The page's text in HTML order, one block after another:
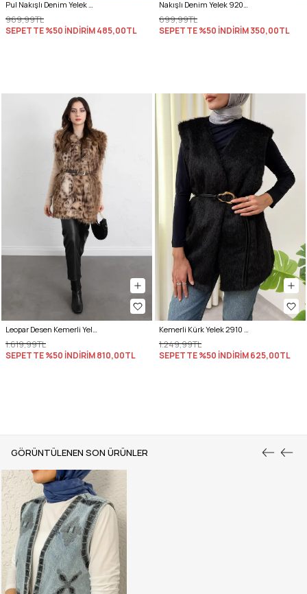
GÖRÜNTÜLENEN SON ÜRÜNLER
Pul Nakışlı Denim Yelek 92030 - MAVİ
969,99TL
SEPETTE %50 İNDİRİM485,00TL
Nakışlı Denim Yelek 92030 - MAVİ
699,99TL
SEPETTE %50 İNDİRİM350,00TL
Leopar Desen Kemerli Yelek 8954 - KAHVERENGİ
1.619,99TL
SEPETTE %50 İNDİRİM810,00TL
Kemerli Kürk Yelek 2910 - SİYAH
1.249,99TL
SEPETTE %50 İNDİRİM625,00TL